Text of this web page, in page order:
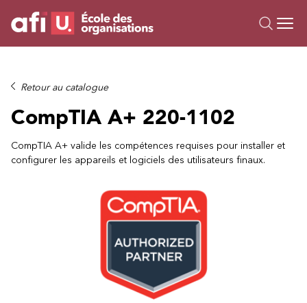
Formations
Campus IA
Sur mesure
À propos
Ressources
Retour au catalogue
CompTIA A+ 220-1102
CompTIA A+ valide les compétences requises pour installer et
configurer les appareils et logiciels des utilisateurs finaux.